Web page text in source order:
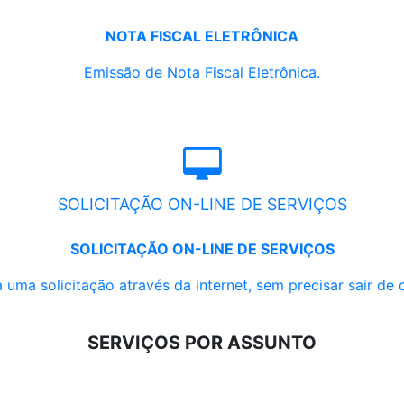
NOTA FISCAL ELETRÔNICA
Emissão de Nota Fiscal Eletrônica.
SOLICITAÇÃO ON-LINE DE SERVIÇOS
SOLICITAÇÃO ON-LINE DE SERVIÇOS
uma solicitação através da internet, sem precisar sair de
SERVIÇOS POR ASSUNTO